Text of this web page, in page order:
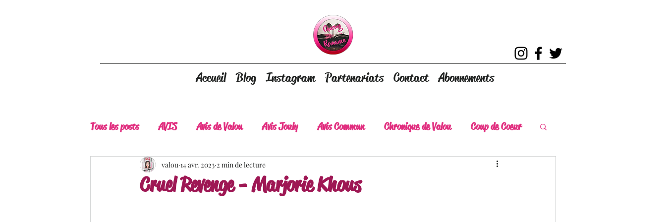
Accueil Blog Instagram Partenariats Contact Abonnements
Tous les posts AVIS Avis de Valou Avis Jouly Avis Commun Chronique de Valou Coup de Coeur
Belle Découverte A lire absolument Coup de Chaud
Cruel Revenge - Marjorie Khous
valou 14 avr. 2023 2 min de lecture